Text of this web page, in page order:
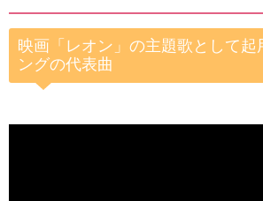
映画「レオン」の主題歌として起
ングの代表曲